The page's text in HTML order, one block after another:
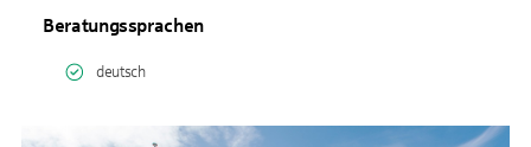
Beratungssprachen
deutsch